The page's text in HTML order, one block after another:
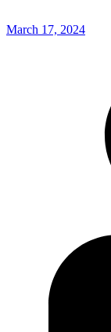
March 17, 2024